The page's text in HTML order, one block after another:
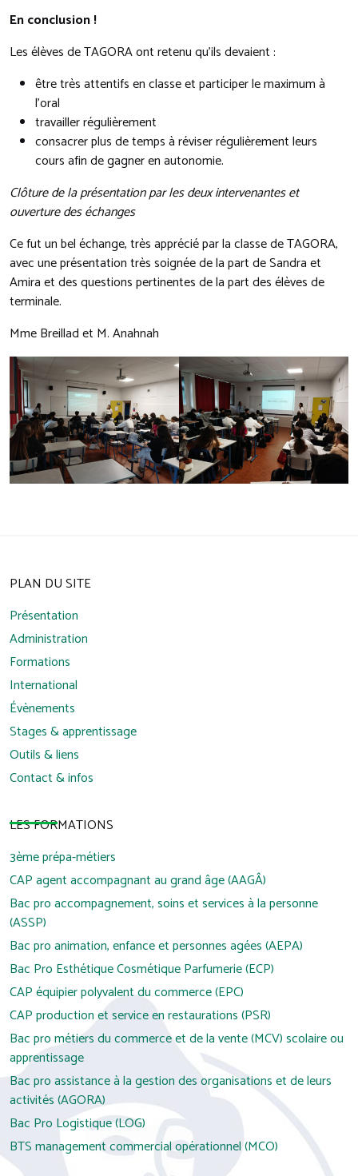
En conclusion !
Les élèves de TAGORA ont retenu qu’ils devaient :
être très attentifs en classe et participer le maximum à
l’oral
travailler régulièrement
consacrer plus de temps à réviser régulièrement leurs
cours afin de gagner en autonomie.
Clôture de la présentation par les deux intervenanteset
ouverture des échanges
Ce fut un bel échange, très apprécié par la classe de TAGORA,
avec une présentation très soignée de la part de Sandra et
Amira et des questions pertinentes de la part des élèves de
terminale.
Mme Breillad et M. Anahnah
PLAN DU SITE
Présentation
Administration
Formations
International
Évènements
Stages & apprentissage
Outils & liens
Contact & infos
LES FORMATIONS
3ème prépa-métiers
CAP agent accompagnant au grand âge (AAGÂ)
Bac pro accompagnement, soins et services à la personne
(ASSP)
Bac pro animation, enfance et personnes agées (AEPA)
Bac Pro Esthétique Cosmétique Parfumerie (ECP)
CAP équipier polyvalent du commerce (EPC)
CAP production et service en restaurations (PSR)
Bac pro métiers du commerce et de la vente (MCV) scolaire ou
apprentissage
Bac pro assistance à la gestion des organisations et de leurs
activités (AGORA)
Bac Pro Logistique (LOG)
BTS management commercial opérationnel (MCO)